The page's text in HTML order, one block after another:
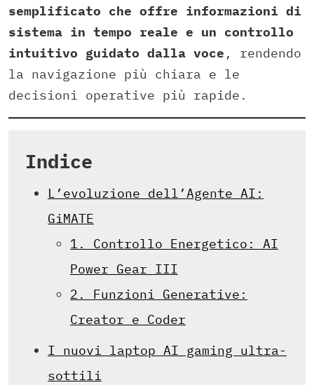
semplificato che offre informazioni di
sistema in tempo reale e un controllo
intuitivo guidato dalla voce , rendendo
la navigazione più chiara e le
decisioni operative più rapide.
Indice
L’evoluzione dell’Agente AI:
GiMATE
1. Controllo Energetico: AI
Power Gear III
2. Funzioni Generative:
Creator e Coder
I nuovi laptop AI gaming ultra-
sottili